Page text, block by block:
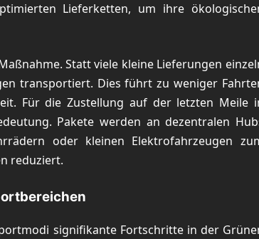
Lieferketten, um ihre
Statt viele kleine Lieferungen
transportiert. Dies führt zu weniger
Für die Zustellung auf der letzten Meile
Pakete werden an dezentralen
oder kleinen Elektrofahrzeugen
reduziert.
signifikante Fortschritte in der